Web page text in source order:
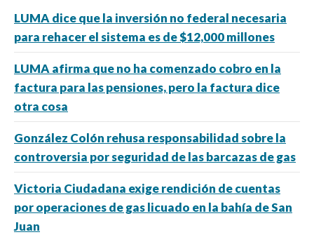
LUMA dice que la inversión no federal necesaria
para rehacer el sistema es de $12,000 millones
LUMA afirma que no ha comenzado cobro en la
factura para las pensiones, pero la factura dice
otra cosa
González Colón rehusa responsabilidad sobre la
controversia por seguridad de las barcazas de gas
Victoria Ciudadana exige rendición de cuentas
por operaciones de gas licuado en la bahía de San
Juan